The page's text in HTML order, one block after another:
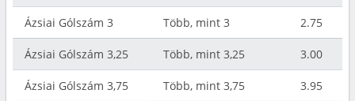
Ázsiai Gólszám 3 Több, mint 3 2.75
Ázsiai Gólszám 3,25 Több, mint 3,25 3.00
Ázsiai Gólszám 3,75 Több, mint 3,75 3.95